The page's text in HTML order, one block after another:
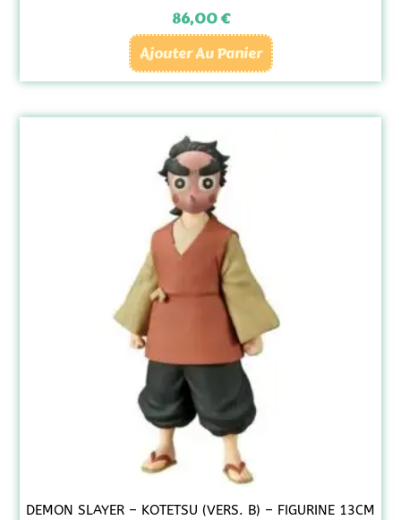
86,00€
Ajouter Au Panier
DEMON SLAYER – KOTETSU (VERS. B) – FIGURINE 13CM